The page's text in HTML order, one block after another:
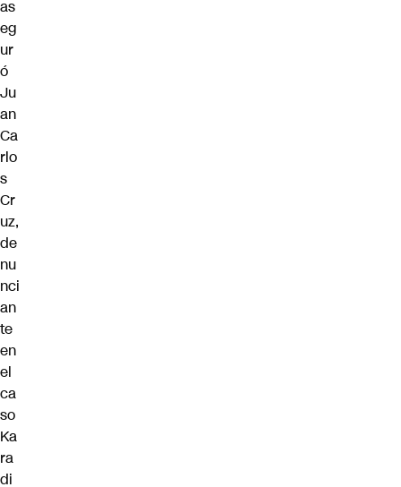
as
eg
ur
ó
Ju
an
Ca
rlo
s
Cr
uz,
de
nu
nci
an
te
en
el
ca
so
Ka
ra
di